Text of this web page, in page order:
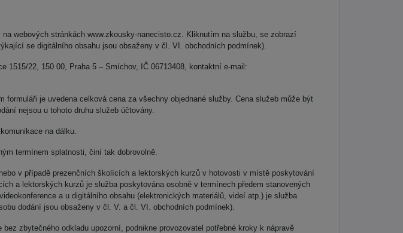
webových stránkách www.zkousky-nanecisto.cz. Kliknutím na službu, se zobrazí
se digitálního obsahu jsou obsaženy v čl. VI. obchodních podmínek).
22, 150 00, Praha 5 – Smíchov, IČ 06713408, kontaktní e-mail:
je uvedena celková cena za všechny objednané služby. Cena služeb může být
nejsou u tohoto druhu služeb účtovány.
na dálku.
termínem splatnosti, činí tak dobrovolně.
v případě prezenčních školících a lektorských kurzů v hotovosti v místě poskytování
a lektorských kurzů je služba poskytována osobně v termínech předem stanovených
a u digitálního obsahu (elektronických materiálů, videí atp.) je služba
dodání jsou obsaženy v čl. V. a čl. VI. obchodních podmínek).
zbytečného odkladu upozorní, podnikne provozovatel potřebné kroky k nápravě